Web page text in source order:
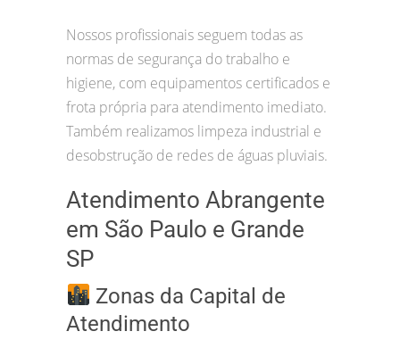
Nossos profissionais seguem todas as
normas de segurança do trabalho e
higiene, com equipamentos certificados e
frota própria para atendimento imediato.
Também realizamos limpeza industrial e
desobstrução de redes de águas pluviais.
Atendimento Abrangente
em São Paulo e Grande
SP
Zonas da Capital de
Atendimento